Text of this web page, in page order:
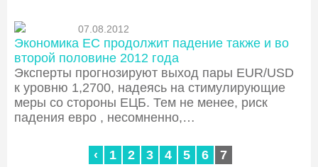
07.08.2012
Экономика ЕС продолжит падение также и во
второй половине 2012 года
Эксперты прогнозируют выход пары EUR/USD
к уровню 1,2700, надеясь на стимулирующие
меры со стороны ЕЦБ. Тем не менее, риск
падения евро , несомненно,…
‹ 1 2 3 4 5 6 7